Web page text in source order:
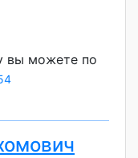
вы можете по